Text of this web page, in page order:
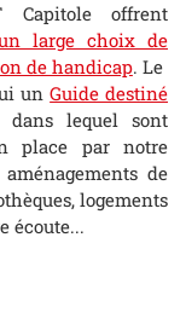
Capitole offrent
large choix de
de handicap. Le
unGuide destiné
dans lequel sont
place par notre
de
logements
écoute...